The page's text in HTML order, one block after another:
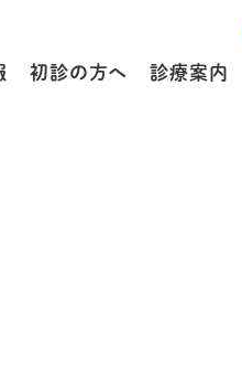
初診の方へ 診療案内